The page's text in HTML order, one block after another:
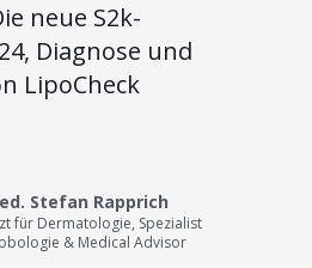
neue S2k-
Diagnose und
LipoCheck
Stefan Rapprich
für Dermatologie, Spezialist
& Medical Advisor